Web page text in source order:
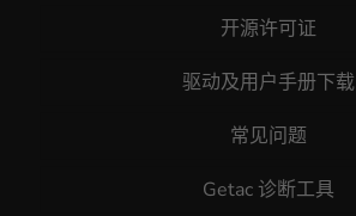
开源许可证
驱动及用户手册下载
常见问题
Getac 诊断工具